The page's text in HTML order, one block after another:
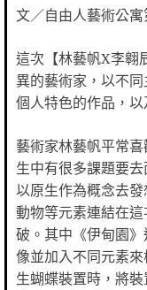
文／自由人藝術公
這次【林藝帆X李翱
異的藝術家，以不
個人特色的作品，
藝術家林藝帆平常
生中有很多課題要
以原生作為概念去
動物等元素連結在
破。其中《伊甸園
像並加入不同元素
生蝴蝶裝置時，將